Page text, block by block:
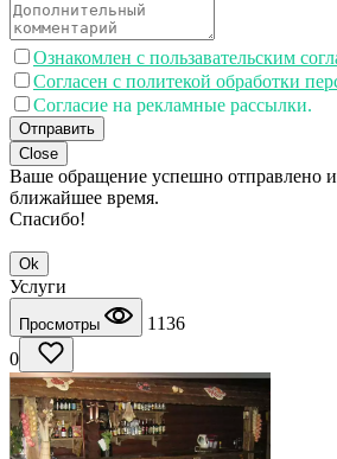
Ознакомлен с пользавательским
Согласен с политекой обработки
Согласие на рекламные рассылки.
Отправить
Close
Ваше обращение успешно отправлено и
ближайшее время.
Спасибо!
Ok
Услуги
Просмотры
1136
0